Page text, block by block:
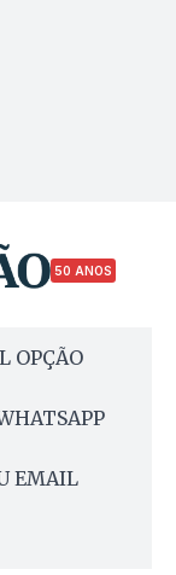
50 ANOS
OPÇÃO
EMAIL